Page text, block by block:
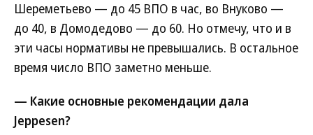
Шереметьево — до 45 ВПО в час, во Внуково —
до 40, в Домодедово — до 60. Но отмечу, что и в
эти часы нормативы не превышались. В остальное
время число ВПО заметно меньше.
— Какие основные рекомендации дала
Jeppesen?